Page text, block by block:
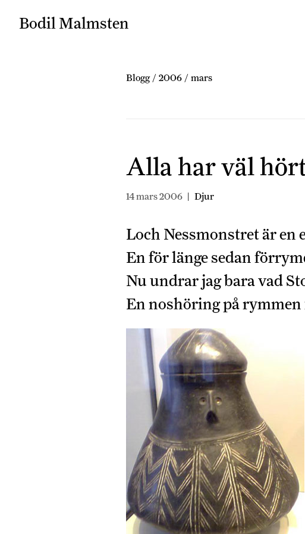
Bodil Malmsten
Blogg / 2006 / mars
Alla har väl
14 mars 2006 | Djur
Loch Nessmonstret är en
En för länge sedan
Nu undrar jag bara vad
En noshöring på